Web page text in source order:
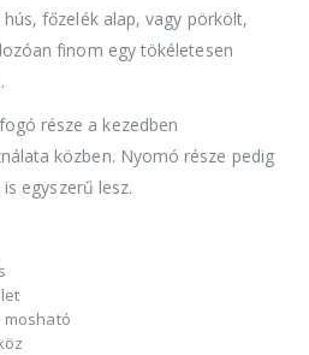
főzelék alap, vagy pörkölt,
finom egy tökéletesen
része a kezedben
közben. Nyomó része pedig
egyszerű lesz.
mosható